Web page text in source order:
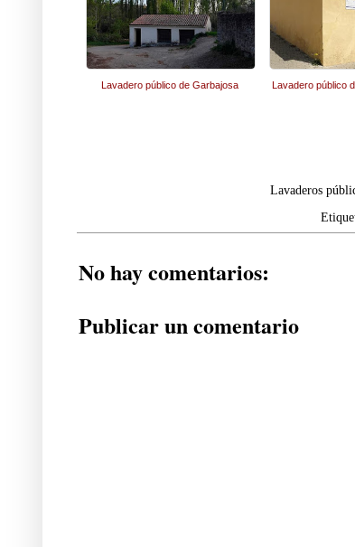
Lavadero público de Garbajosa Lavadero público
Lavaderos
No hay comentarios:
Publicar un comentario